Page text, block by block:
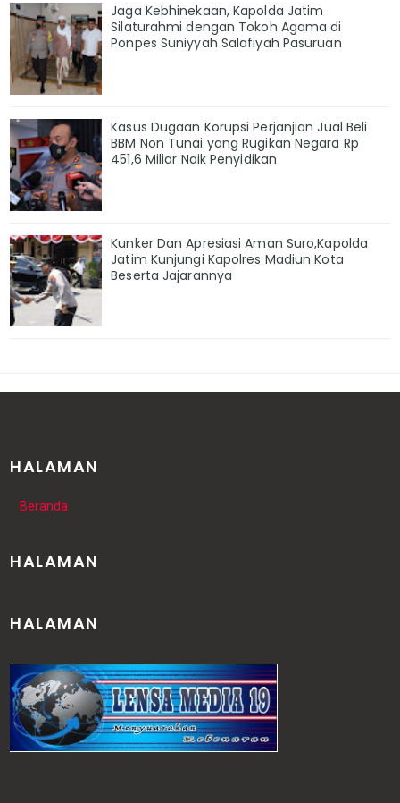
Jaga Kebhinekaan, Kapolda Jatim
Silaturahmi dengan Tokoh Agama di
Ponpes Suniyyah Salafiyah Pasuruan
Kasus Dugaan Korupsi Perjanjian Jual Beli
BBM Non Tunai yang Rugikan Negara Rp
451,6 Miliar Naik Penyidikan
Kunker Dan Apresiasi Aman Suro,Kapolda
Jatim Kunjungi Kapolres Madiun Kota
Beserta Jajarannya
HALAMAN
Beranda
HALAMAN
HALAMAN